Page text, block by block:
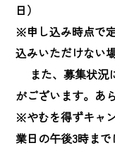
日）
※申し込み時点で
込みいただけない
また、募集状況
がございます。あ
※やむを得ずキャ
業日の午後3時ま